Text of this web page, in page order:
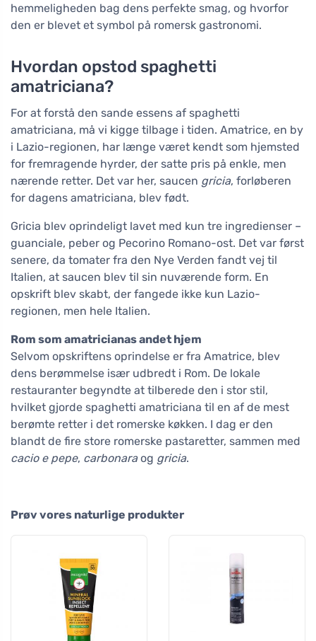
hemmeligheden bag dens perfekte smag, og hvorfor
den er blevet et symbol på romersk gastronomi.
Hvordan opstod spaghetti
amatriciana?
For at forstå den sande essens af spaghetti
amatriciana, må vi kigge tilbage i tiden. Amatrice, en by
i Lazio-regionen, har længe været kendt som hjemsted
for fremragende hyrder, der satte pris på enkle, men
nærende retter. Det var her, saucen gricia, forløberen
for dagens amatriciana, blev født.
Gricia blev oprindeligt lavet med kun tre ingredienser –
guanciale, peber og Pecorino Romano-ost. Det var først
senere, da tomater fra den Nye Verden fandt vej til
Italien, at saucen blev til sin nuværende form. En
opskrift blev skabt, der fangede ikke kun Lazio-
regionen, men hele Italien.
Rom som amatricianas andet hjem
Selvom opskriftens oprindelse er fra Amatrice, blev
dens berømmelse især udbredt i Rom. De lokale
restauranter begyndte at tilberede den i stor stil,
hvilket gjorde spaghetti amatriciana til en af de mest
berømte retter i det romerske køkken. I dag er den
blandt de fire store romerske pastaretter, sammen med
cacio e pepe, carbonaraog gricia.
Prøv vores naturlige produkter